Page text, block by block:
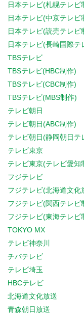
日本テレビ(札幌テレビ
日本テレビ(中京テレビ
日本テレビ(読売テレビ
日本テレビ(長崎国際テ
TBSテレビ
TBSテレビ(HBC制作)
TBSテレビ(CBC制作)
TBSテレビ(MBS制作)
テレビ朝日
テレビ朝日(ABC制作)
テレビ朝日(静岡朝日テ
テレビ東京
テレビ東京(テレビ愛知
フジテレビ
フジテレビ(北海道文化
フジテレビ(関西テレビ
フジテレビ(東海テレビ
TOKYO MX
テレビ神奈川
チバテレビ
テレビ埼玉
HBCテレビ
北海道文化放送
青森朝日放送